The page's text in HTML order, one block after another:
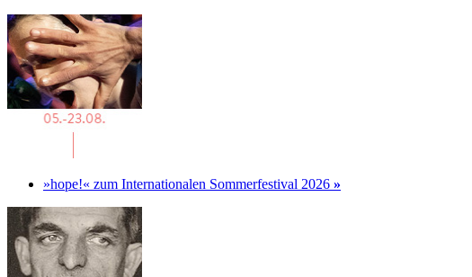
»hope!« zum Internationalen Sommerfestival 2026 »